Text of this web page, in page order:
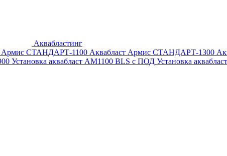
Аквабластинг
Армис СТАНДАРТ-1100 Аквабласт Армис СТАНДАРТ-1300
Установка аквабласт AM1100 BLS с ПОД Установка